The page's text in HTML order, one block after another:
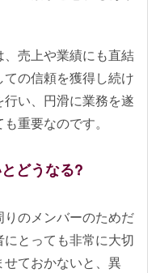
売上や業績にも直結
の信頼を獲得し続け
い、円滑に業務を遂
重要なのです。
どうなる?
のメンバーのためだ
とっても非常に大切
ておかないと、異